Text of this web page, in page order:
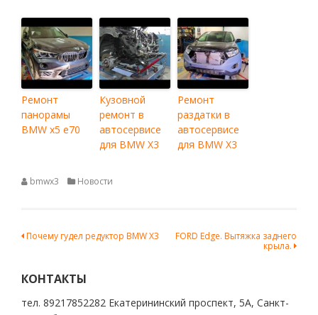
Ремонт
панорамы
BMW x5 e70
Кузовной
ремонт в
автосервисе
для BMW X3
Ремонт
раздатки в
автосервисе
для BMW X3
bmwx3 Новости
Навигация
записям
Почему гудел редуктор BMW X3
FORD Edge. Вытяжка заднего
крыла.
КОНТАКТЫ
тел. 89217852282 Екатерининский проспект, 5А, Санкт-